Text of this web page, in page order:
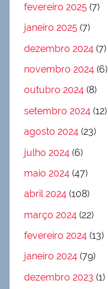
fevereiro 2025 (7)
janeiro 2025 (7)
dezembro 2024 (7)
novembro 2024 (6)
outubro 2024 (8)
setembro 2024 (12)
agosto 2024 (23)
julho 2024 (6)
maio 2024 (47)
abril 2024 (108)
março 2024 (22)
fevereiro 2024 (13)
janeiro 2024 (79)
dezembro 2023 (1)